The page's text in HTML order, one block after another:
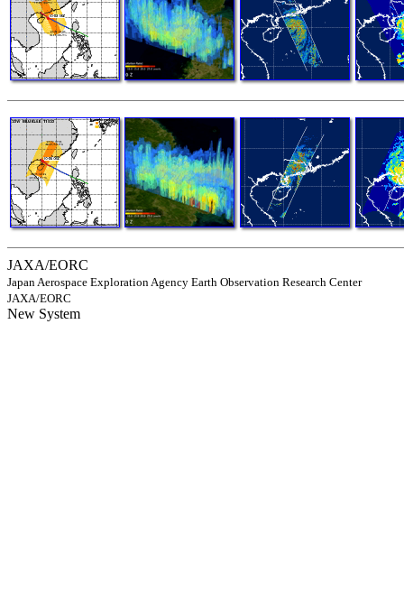
JAXA/EORC
Japan Aerospace Exploration Agency Earth Observation Research Center
JAXA/EORC
New System